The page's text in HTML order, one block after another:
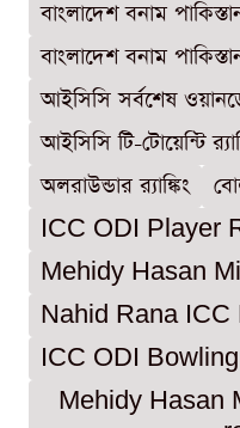
বাংলাদেশ বনাম
বাংলাদেশ বনাম
আইসিসি সর্বশেষ ওয়ানডে
আইসিসি টি-টোয়েন্টি
অলরাউন্ডার র‍্যাঙ্কিং
ICC ODI Player
Mehidy Hasan
Nahid Rana ICC
ICC ODI
Mehidy Hasan